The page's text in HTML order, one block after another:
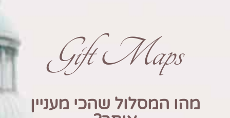
Gift Maps
מהו המסלול שהכי מעניין